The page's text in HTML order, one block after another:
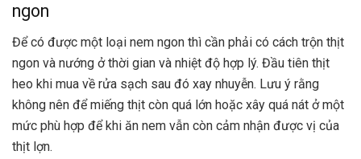
ngon
Để có được một loại nem ngon thì cần phải có cách trộn thịt
ngon và nướng ở thời gian và nhiệt độ hợp lý. Đầu tiên thịt
heo khi mua về rửa sạch sau đó xay nhuyễn. Lưu ý rằng
không nên để miếng thịt còn quá lớn hoặc xây quá nát ở một
mức phù hợp để khi ăn nem vẫn còn cảm nhận được vị của
thịt lợn.